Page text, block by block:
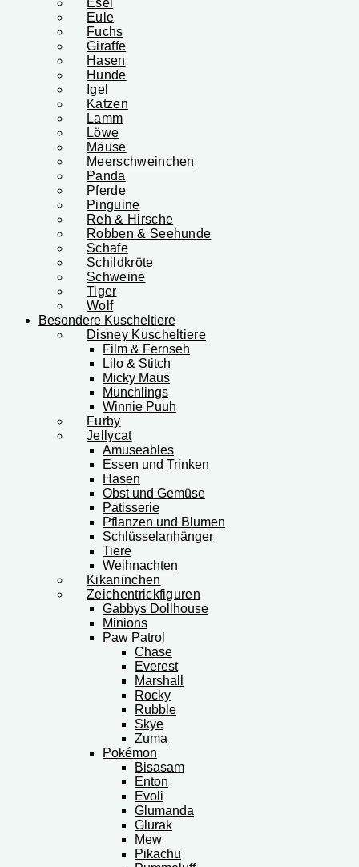
Esel
Eule
Fuchs
Giraffe
Hasen
Hunde
Igel
Katzen
Lamm
Löwe
Mäuse
Meerschweinchen
Panda
Pferde
Pinguine
Reh & Hirsche
Robben & Seehunde
Schafe
Schildkröte
Schweine
Tiger
Wolf
Besondere Kuscheltiere
Disney Kuscheltiere
Film & Fernseh
Lilo & Stitch
Micky Maus
Munchlings
Winnie Puuh
Furby
Jellycat
Amuseables
Essen und Trinken
Hasen
Obst und Gemüse
Patisserie
Pflanzen und Blumen
Schlüsselanhänger
Tiere
Weihnachten
Kikaninchen
Zeichentrickfiguren
Gabbys Dollhouse
Minions
Paw Patrol
Chase
Everest
Marshall
Rocky
Rubble
Skye
Zuma
Pokémon
Bisasam
Enton
Evoli
Glumanda
Glurak
Mew
Pikachu